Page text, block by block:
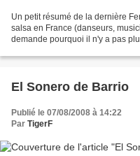
Un petit résumé de la dernière
salsa en France (danseurs,
demande pourquoi il n'y a pas
El Sonero de Barrio
Publié le 07/08/2008 à 14:22
Par TigerF